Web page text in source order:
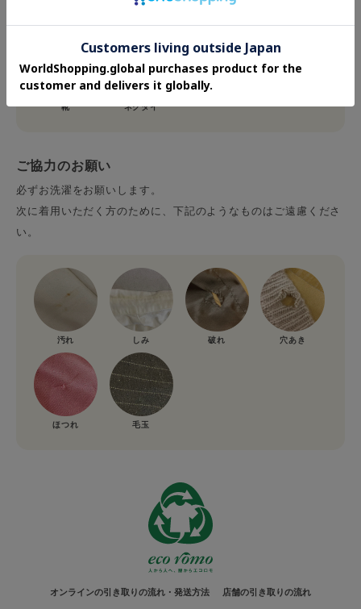
靴 ネクタイ
ご協力のお願い
必ずお洗濯をお願いします。
次に着用いただく方のために、下記のようなものはご遠慮くださ
い。
汚れ しみ 破れ 穴あき
ほつれ 毛玉
オンラインの引き取りの流れ・発送方法 店舗の引き取りの流れ